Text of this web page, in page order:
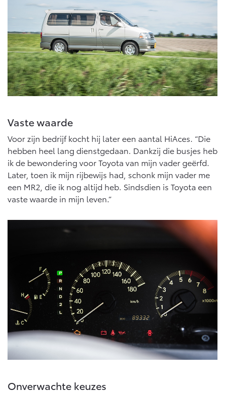
Vaste waarde
Voor zijn bedrijf kocht hij later een aantal HiAces. “Die
hebben heel lang dienstgedaan. Dankzij die busjes heb
ik de bewondering voor Toyota van mijn vader geërfd.
Later, toen ik mijn rijbewijs had, schonk mijn vader me
een MR2, die ik nog altijd heb. Sindsdien is Toyota een
vaste waarde in mijn leven.”
Onverwachte keuzes